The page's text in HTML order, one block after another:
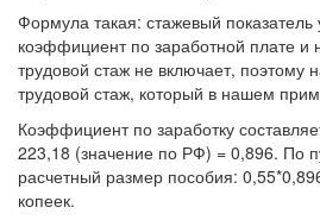
Формула такая: стажевый
коэффициент по заработной плате и
трудовой стаж не включает, поэтому
трудовой стаж, который в нашем
Коэффициент по заработку
223,18 (значение по РФ) = 0,896. По
расчетный размер пособия:
копеек.